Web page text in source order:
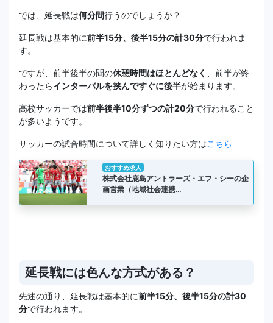
では、延長戦は何分間行うのでしょうか？
延長戦は基本的に前半15分、後半15分の計30分で行われま
す。
ですが、前半後半の間の休憩時間はほとんどなく
、前半が終
わったらインターバルを挟んですぐに後半が始まります。
高校サッカーでは前半後半10分ずつの計20分で行われること
が多いようです。
サッカーの試合時間について詳しく知りたい方はこちら
おすすめ求人
株式会社鹿島アントラーズ・エフ・シーの企
画営業（地域社会連携…
延長戦には色んな方式がある？
先述の通り、延長戦は基本的に前半15分、後半15分の計30
分で行われます。